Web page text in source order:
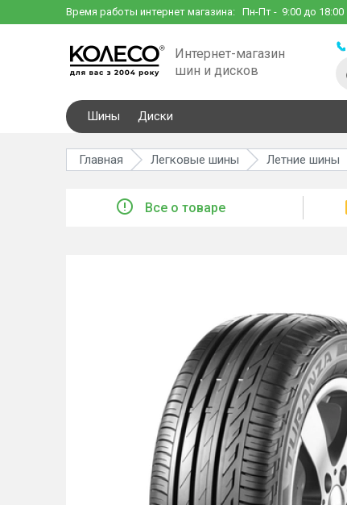
Время работы интернет магазина: Пн-Пт - 9:00 до 18:00
Интернет-магазин
шин и дисков
Шины Диски
Главная Легковые шины Летние шины
Все о товаре